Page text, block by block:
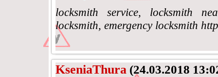
locksmith service, locksmith
locksmith, emergency locksmith
KseniaThura (24.03.2018